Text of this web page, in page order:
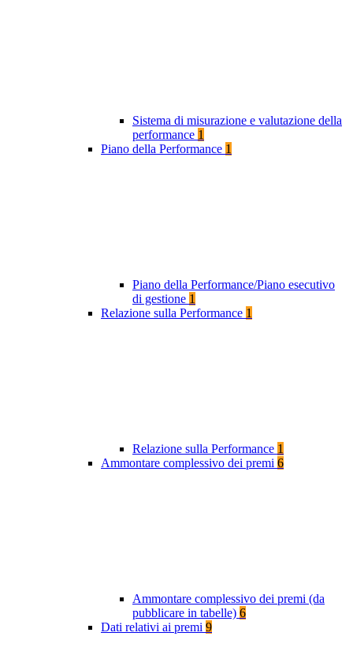
Sistema di misurazione e valutazione della
performance 1
Piano della Performance 1
Piano della Performance/Piano esecutivo
di gestione 1
Relazione sulla Performance 1
Relazione sulla Performance 1
Ammontare complessivo dei premi 6
Ammontare complessivo dei premi (da
pubblicare in tabelle) 6
Dati relativi ai premi 9